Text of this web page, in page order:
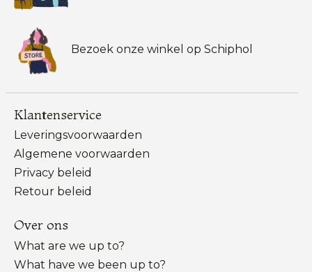
Bezoek onze winkel op Schiphol
Klantenservice
Leveringsvoorwaarden
Algemene voorwaarden
Privacy beleid
Retour beleid
Over ons
What are we up to?
What have we been up to?